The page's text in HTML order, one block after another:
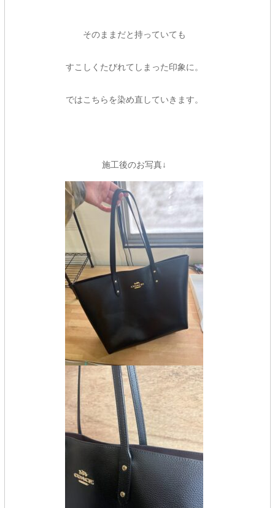
そのままだと持っていても
すこしくたびれてしまった印象に。
ではこちらを染め直していきます。
施工後のお写真↓